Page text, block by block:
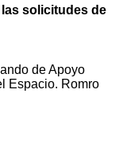
solicitudes de
de Apoyo
Espacio. Romro